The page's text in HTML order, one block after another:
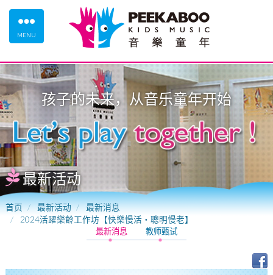
MENU
孩子的未来，从音乐童年开始
首页 最新活动
最新消息
2024活躍樂齡工作坊【快樂慢活・聰明慢老】
最新活动
最新消息 教师甄试